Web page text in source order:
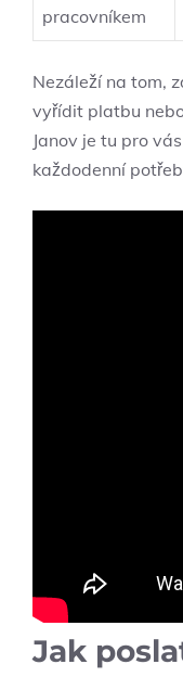
pracovníkem
Nezáleží na tom,
vyřídit platbu
Janov je tu pro
každodenní
Jak